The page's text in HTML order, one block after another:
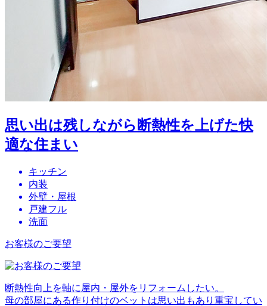
思い出は残しながら断熱性を上げた快
適な住まい
キッチン
内装
外壁・屋根
戸建フル
洗面
お客様のご要望
断熱性向上を軸に屋内・屋外をリフォームしたい。
母の部屋にある作り付けのベットは思い出もあり重宝してい